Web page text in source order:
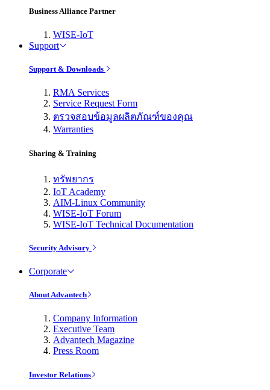
Business Alliance Partner
WISE-IoT
Support
Support & Downloads
RMA Services
Service Request Form
ตรวจสอบข้อมูลผลิตภัณฑ์ของคุณ
Warranties
Sharing & Training
ทรัพยากร
IoT Academy
AIM-Linux Community
WISE-IoT Forum
WISE-IoT Technical Documentation
Security Advisory
Corporate
About Advantech
Company Information
Executive Team
Advantech Magazine
Press Room
Investor Relations